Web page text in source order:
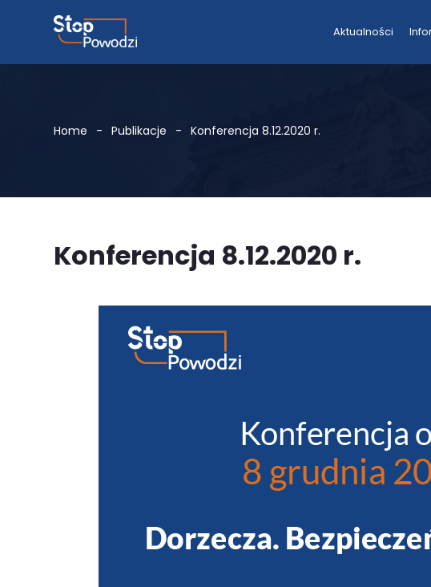
Aktualności
Home Publikacje Konferencja 8.12.2020 r.
Konferencja 8.12.2020 r.